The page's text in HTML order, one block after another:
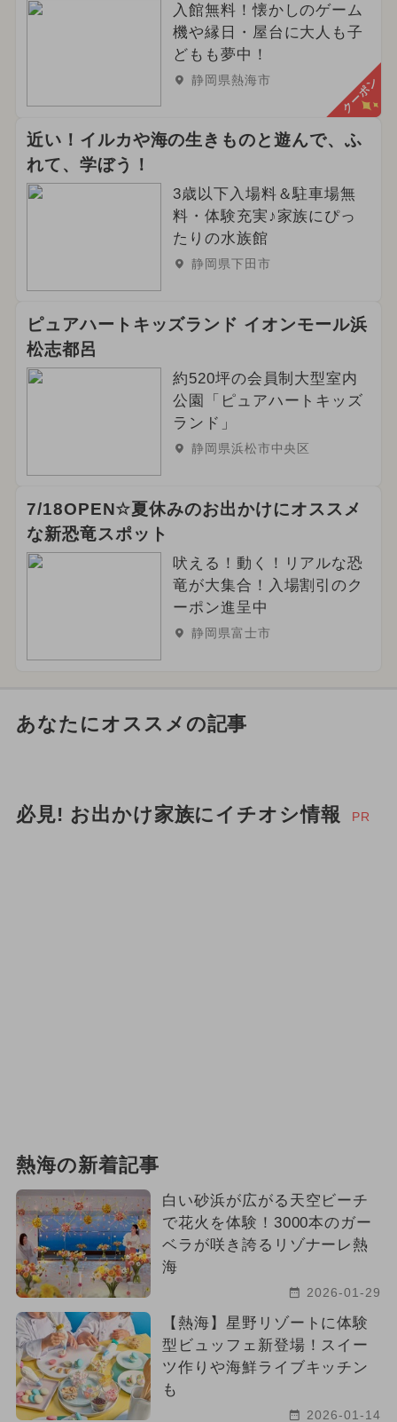
入館無料！懐かしのゲーム
機や縁日・屋台に大人も子
どもも夢中！
静岡県熱海市 クーポン
近い！イルカや海の生きものと遊んで、ふ
れて、学ぼう！
3歳以下入場料＆駐車場無
料・体験充実♪家族にぴっ
たりの水族館
静岡県下田市
ピュアハートキッズランド イオンモール浜
松志都呂
約520坪の会員制大型室内
公園「ピュアハートキッズ
ランド」
静岡県浜松市中央区
7/18OPEN☆夏休みのお出かけにオススメ
な新恐竜スポット
吠える！動く！リアルな恐
竜が大集合！入場割引のク
ーポン進呈中
静岡県富士市
あなたにオススメの記事
必見! お出かけ家族にイチオシ情報 PR
熱海の新着記事
白い砂浜が広がる天空ビーチ
で花火を体験！3000本のガー
ベラが咲き誇るリゾナーレ熱
海
2026-01-29
【熱海】星野リゾートに体験
型ビュッフェ新登場！スイー
ツ作りや海鮮ライブキッチン
も
2026-01-14